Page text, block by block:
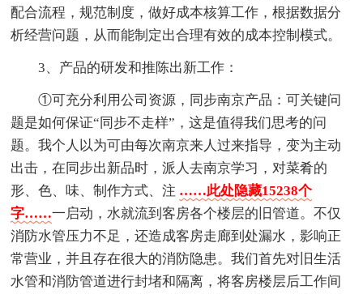
配合流程，规范制度，做好成本核算工作，根据数据分
析经营问题，从而能制定出合理有效的成本控制模式。
3、产品的研发和推陈出新工作：
①可充分利用公司资源，同步南京产品：可关键问
题是如何保证“同步不走样”，这是值得我们思考的问
题。我个人以为可由每次南京来人过来指导，变为主动
出击，在同步出新品时，派人去南京学习，对菜肴的
形、色、味、制作方式、注 ……此处隐藏15238个
字……一启动，水就流到客房各个楼层的旧管道。不仅
消防水管压力不足，还造成客房走廊到处漏水，影响正
常营业，并且存在很大的消防隐患。我们首先对旧生活
水管和消防管道进行封堵和隔离，将客房楼层后工作间